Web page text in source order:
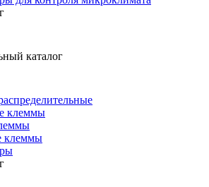
каталог
клеммы
клеммы